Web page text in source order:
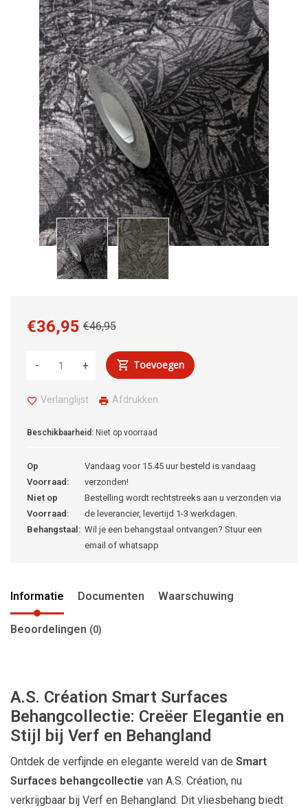
€46,95
€36,95
+
- Toevoegen
Verlanglijst Afdrukken
Beschikbaarheid: Niet op voorraad
Op
Voorraad:
Vandaag voor 15.45 uur besteld is vandaag
verzonden!
Niet op
Voorraad:
Bestelling wordt rechtstreeks aan u verzonden via
de leverancier, levertijd 1-3 werkdagen.
Behangstaal: Wil je een behangstaal ontvangen? Stuur een
email of whatsapp
Informatie Documenten Waarschuwing
Beoordelingen (0)
A.S. Création Smart Surfaces
Behangcollectie: Creëer Elegantie en
Stijl bij Verf en Behangland
Ontdek de verfijnde en elegante wereld van de Smart
Surfaces behangcollectie van A.S. Création, nu
verkrijgbaar bij Verf en Behangland. Dit vliesbehang biedt